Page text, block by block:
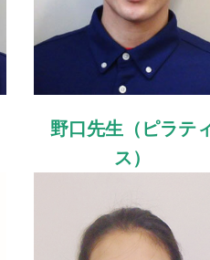
野口先生（ピラテ
ス）